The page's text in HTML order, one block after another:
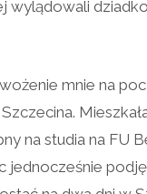
wylądowali
mnie na
na studia na FU